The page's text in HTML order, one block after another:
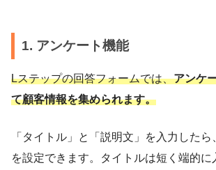
1. アンケート機能
Lステップの回答フォームでは、アンケ
て顧客情報を集められます。
「タイトル」と「説明文」を入力したら
を設定できます。タイトルは短く端的に